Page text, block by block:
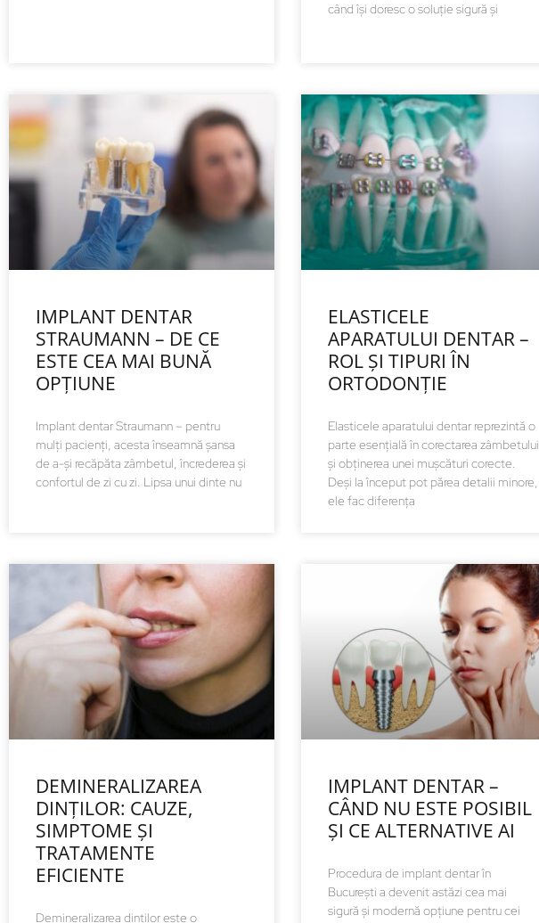
când își doresc o soluție sigură și
IMPLANT DENTAR
STRAUMANN – DE CE
ESTE CEA MAI BUNĂ
OPȚIUNE
Implant dentar Straumann – pentru
mulți pacienți, acesta înseamnă șansa
de a-și recăpăta zâmbetul, încrederea și
confortul de zi cu zi. Lipsa unui dinte nu
ELASTICELE
APARATULUI DENTAR –
ROL ȘI TIPURI ÎN
ORTODONȚIE
Elasticele aparatului dentar reprezintă o
parte esențială în corectarea zâmbetului
și obținerea unei mușcături corecte.
Deși la început pot părea detalii minore,
ele fac diferența
DEMINERALIZAREA
DINȚILOR: CAUZE,
SIMPTOME ȘI
TRATAMENTE
EFICIENTE
Demineralizarea dinților este o
IMPLANT DENTAR –
CÂND NU ESTE POSIBIL
ȘI CE ALTERNATIVE AI
Procedura de implant dentar în
București a devenit astăzi cea mai
sigură și modernă opțiune pentru cei